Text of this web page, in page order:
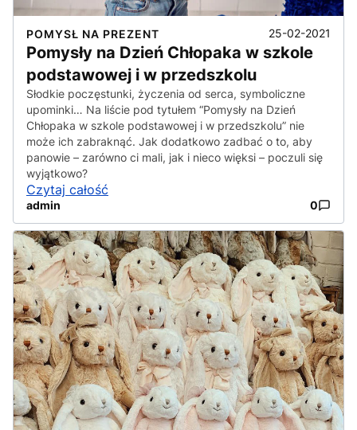
POMYSŁ NA PREZENT 25-02-2021
Pomysły na Dzień Chłopaka w szkole
podstawowej i w przedszkolu
Słodkie poczęstunki, życzenia od serca, symboliczne
upominki… Na liście pod tytułem “Pomysły na Dzień
Chłopaka w szkole podstawowej i w przedszkolu” nie
może ich zabraknąć. Jak dodatkowo zadbać o to, aby
panowie – zarówno ci mali, jak i nieco więksi – poczuli się
wyjątkowo?
Czytaj całość
admin 0